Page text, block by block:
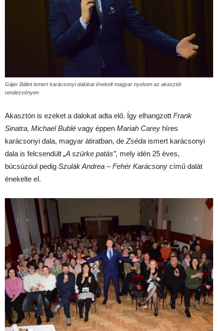
Gájer Bálint ismert karácsonyi dalokat énekelt magyar nyelven az akasztói
rendezvényen
Akasztón is ezeket a dalokat adta elő. Így elhangzott Frank
Sinatra, Michael Bublé vagy éppen Mariah Carey híres
karácsonyi dala, magyar átiratban, de Zséda ismert karácsonyi
dala is felcsendült „A szürke patás”, mely idén 25 éves,
búcsúzóul pedig Szulák Andrea – Fehér Karácsony című dalát
énekelte el.